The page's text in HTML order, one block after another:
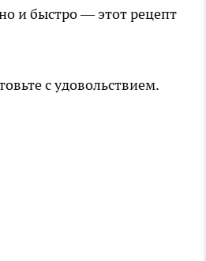
и быстро — этот рецепт
с удовольствием.